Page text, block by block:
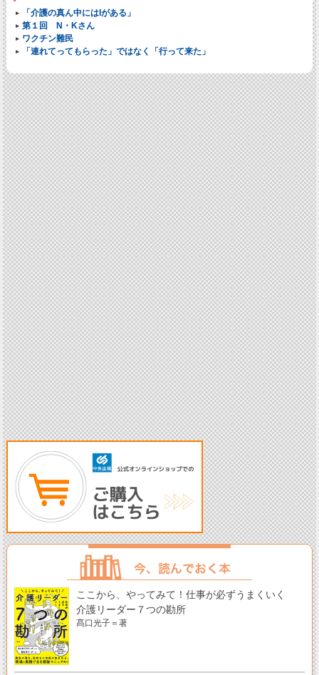
「介護の真ん中にはIがある」
第１回 N・Kさん
ワクチン難民
「連れてってもらった」ではなく「行って来た」
ここから、やってみて！仕事が必ずうまくいく
介護リーダー７つの勘所
髙口光子＝著